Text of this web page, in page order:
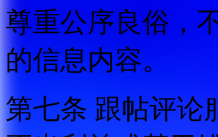
尊重公序良俗，
的信息内容。
第七条 跟帖评论